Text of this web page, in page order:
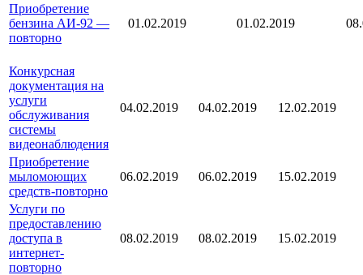
Приобретение
бензина АИ-92 —
повторно
01.02.2019 01.02.2019
Конкурсная
документация на
услуги
обслуживания
системы
видеонаблюдения
04.02.2019 04.02.2019 12.02.2019
Приобретение
мыломоющих
средств-повторно
06.02.2019 06.02.2019 15.02.2019
Услуги по
предоставлению
доступа в
интернет-
повторно
08.02.2019 08.02.2019 15.02.2019